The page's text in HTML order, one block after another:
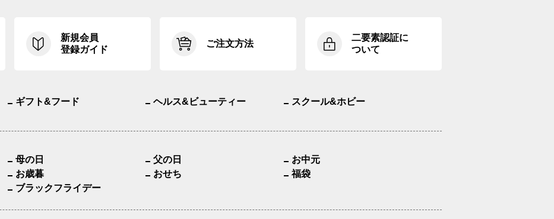
新規会員
登録ガイド
ご注文方法
二要素認証に
ついて
ギフト&フード ヘルス&ビューティー スクール&ホビー
母の日 父の日
お中元
お歳暮
おせち
福袋
ブラックフライデー